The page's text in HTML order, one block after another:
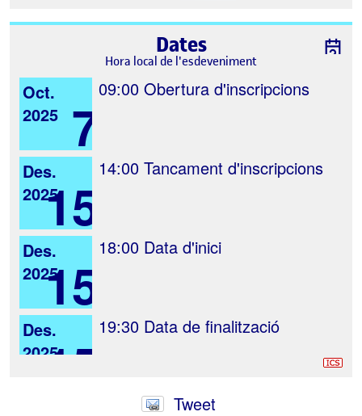
Dates
Hora local de l'esdeveniment
Oct.
2025
7
09:00 Obertura d'inscripcions
Des.
202515
14:00 Tancament d'inscripcions
Des.
202515
18:00 Data d'inici
Des.
202515
19:30 Data de finalització
Tweet